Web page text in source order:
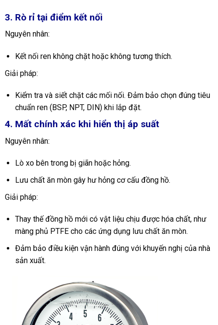
3. Rò rỉ tại điểm kết nối
Nguyên nhân:
Kết nối ren không chặt hoặc không tương thích.
Giải pháp:
Kiểm tra và siết chặt các mối nối. Đảm bảo chọn đúng tiêu
chuẩn ren (BSP, NPT, DIN) khi lắp đặt.
4. Mất chính xác khi hiển thị áp suất
Nguyên nhân:
Lò xo bên trong bị giãn hoặc hỏng.
Lưu chất ăn mòn gây hư hỏng cơ cấu đồng hồ.
Giải pháp:
Thay thế đồng hồ mới có vật liệu chịu được hóa chất, như
màng phủ PTFE cho các ứng dụng lưu chất ăn mòn.
Đảm bảo điều kiện vận hành đúng với khuyến nghị của nhà
sản xuất.